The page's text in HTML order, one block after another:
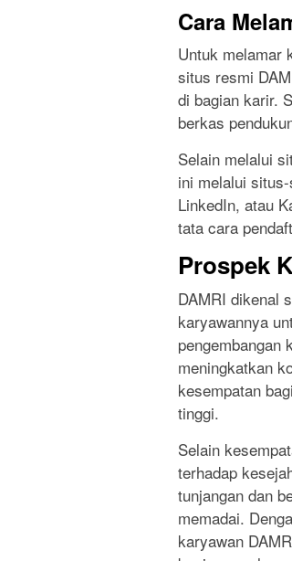
Cara
Untuk melamar
situs resmi
di bagian karir.
berkas
Selain melalui
ini melalui
LinkedIn, atau
tata cara
Prospek
DAMRI dikenal
karyawannya
pengembangan
meningkatkan
kesempatan
tinggi.
Selain
terhadap
tunjangan dan
memadai.
karyawan